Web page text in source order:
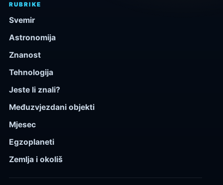
RUBRIKE
Svemir
Astronomija
Znanost
Tehnologija
Jeste li znali?
Međuzvjezdani objekti
Mjesec
Egzoplaneti
Zemlja i okoliš